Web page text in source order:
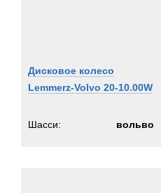
Дисковое колесо
Lemmerz-Volvo 20-10.00W
Шасси: вольво